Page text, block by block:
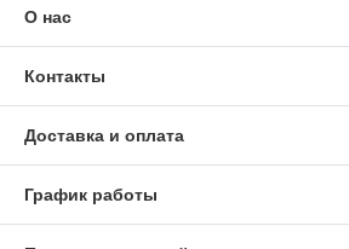
О нас
Контакты
Доставка и оплата
График работы